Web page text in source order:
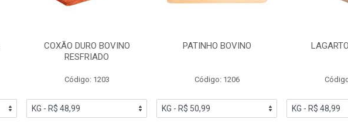
COXÃO DURO BOVINO
RESFRIADO
Código: 1203
PATINHO BOVINO
Código: 1206